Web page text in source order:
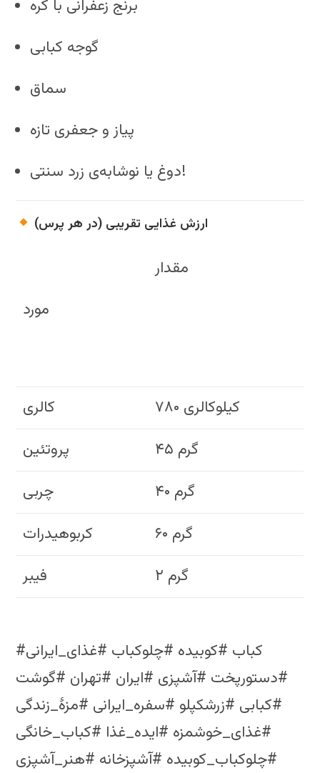
برنج زعفرانی با کره
گوجه کبابی
سماق
پیاز و جعفری تازه
دوغ یا نوشابه‌ی زرد سنتی!
ارزش غذایی تقریبی (در هر پرس)
مورد
مقدار
کالری
۷۸۰ کیلوکالری
پروتئین
۴۵ گرم
چربی
۴۰ گرم
کربوهیدرات
۶۰ گرم
فیبر
۲ گرم
#کباب #کوبیده #چلوکباب #غذای_ایرانی
#دستورپخت #آشپزی #ایران #تهران #گوشت
#کبابی #زرشکپلو #سفره_ایرانی #مزۀ_زندگی
#غذای_خوشمزه #ایده_غذا #کباب_خانگی
#چلوکباب_کوبیده #آشپزخانه #هنر_آشپزی